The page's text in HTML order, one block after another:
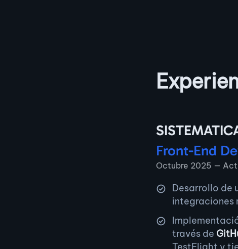
Front-End
Octubre 2025 —
Desarrollo de
integraciones
través de